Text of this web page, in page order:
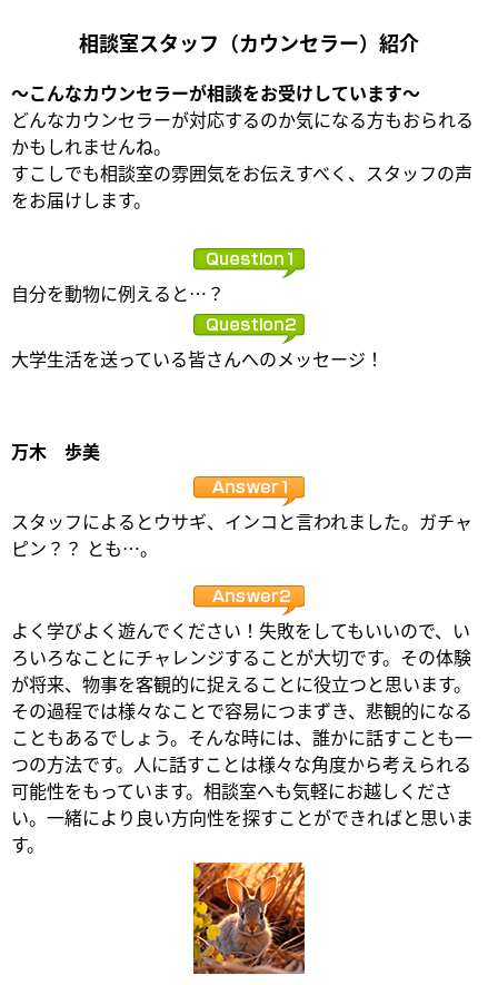
相談室スタッフ（カウンセラー）紹介
～こんなカウンセラーが相談をお受けしています～
どんなカウンセラーが対応するのか気になる方もおられる
かもしれませんね。
すこしでも相談室の雰囲気をお伝えすべく、スタッフの声
をお届けします。
自分を動物に例えると…？
大学生活を送っている皆さんへのメッセージ！
万木 歩美
スタッフによるとウサギ、インコと言われました。ガチャ
ピン？？ とも…。
よく学びよく遊んでください！失敗をしてもいいので、い
ろいろなことにチャレンジすることが大切です。その体験
が将来、物事を客観的に捉えることに役立つと思います。
その過程では様々なことで容易につまずき、悲観的になる
こともあるでしょう。そんな時には、誰かに話すことも一
つの方法です。人に話すことは様々な角度から考えられる
可能性をもっています。相談室へも気軽にお越しくださ
い。一緒により良い方向性を探すことができればと思いま
す。